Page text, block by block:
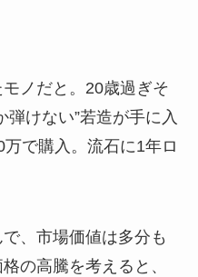
ノだと。20歳過ぎそ
弾けない”若造が手に入
で購入。流石に1年ロ
、市場価値は多分も
の高騰を考えると、